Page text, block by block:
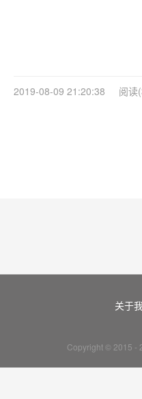
2019-08-09 21:20:38 阅读
关于
Copyright © 2015 -